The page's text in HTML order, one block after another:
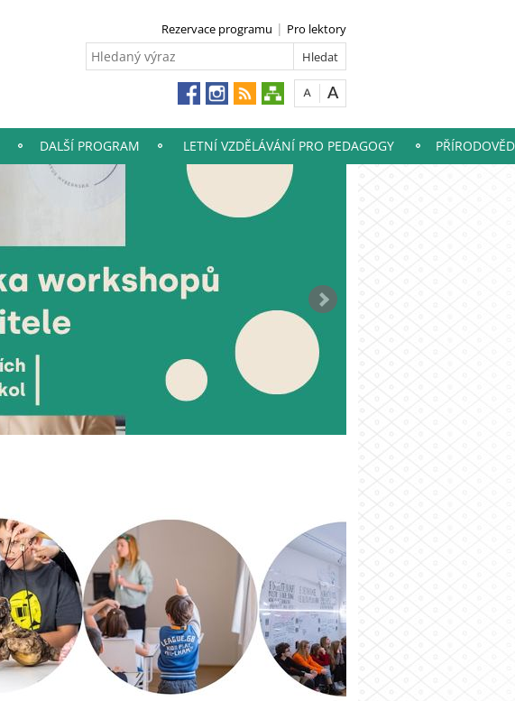
Rezervace programu Pro lektory
DALŠÍ PROGRAM LETNÍ VZDĚLÁVÁNÍ PRO PEDAGOGY